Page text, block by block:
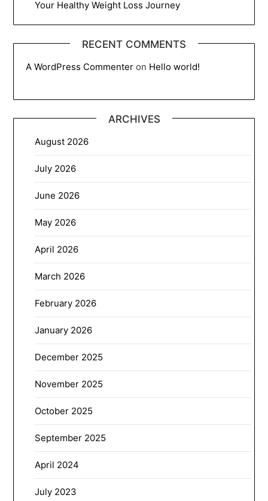
Your Healthy Weight Loss Journey
RECENT COMMENTS
A WordPress Commenter on Hello world!
ARCHIVES
August 2026
July 2026
June 2026
May 2026
April 2026
March 2026
February 2026
January 2026
December 2025
November 2025
October 2025
September 2025
April 2024
July 2023